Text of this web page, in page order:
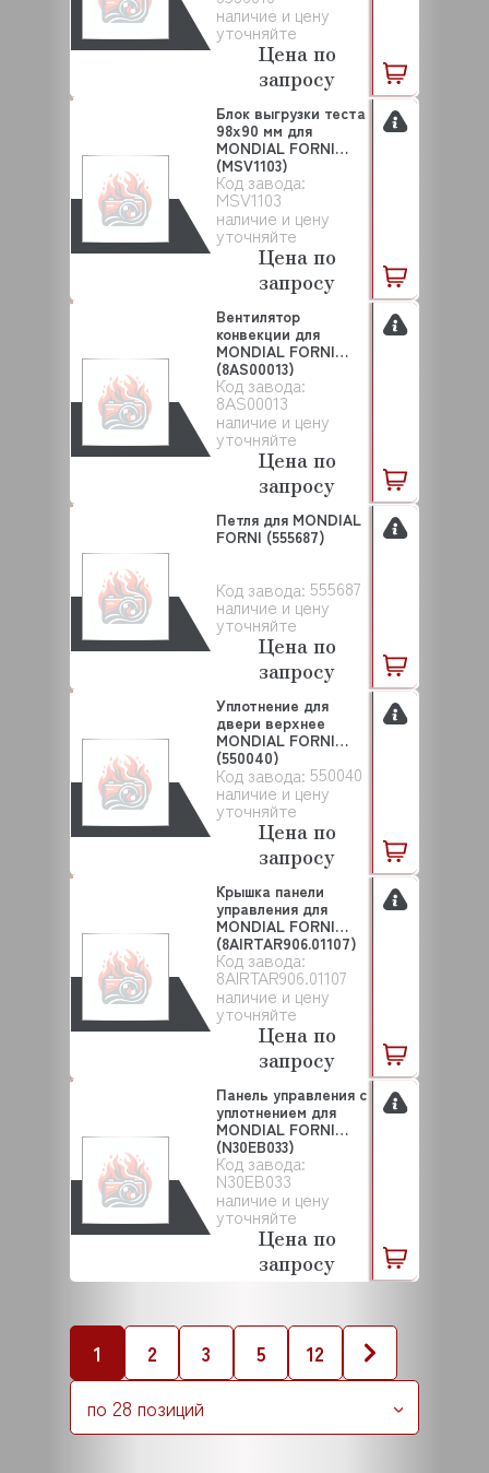
наличие и цену
уточняйте
Цена по
запросу
Код завода:
MSV1103
наличие и цену
уточняйте
Блок выгрузки теста
98х90 мм для
MONDIAL FORNI
(MSV1103)
Цена по
запросу
Код завода:
8AS00013
наличие и цену
уточняйте
Вентилятор
конвекции для
MONDIAL FORNI
(8AS00013)
Цена по
запросу
Код завода: 555687
наличие и цену
уточняйте
Петля для MONDIAL
FORNI (555687)
Цена по
запросу
Код завода: 550040
наличие и цену
уточняйте
Уплотнение для
двери верхнее
MONDIAL FORNI
(550040)
Цена по
запросу
Код завода:
8AIRTAR906.01107
наличие и цену
уточняйте
Крышка панели
управления для
MONDIAL FORNI
(8AIRTAR906.01107)
Цена по
запросу
Код завода:
N30EB033
наличие и цену
уточняйте
Панель управления с
уплотнением для
MONDIAL FORNI
(N30EB033)
Цена по
запросу
1 2 3 5
12
по 28 позиций